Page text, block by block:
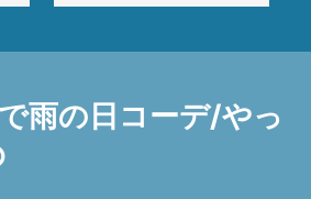
雨の日コーデ/やっ